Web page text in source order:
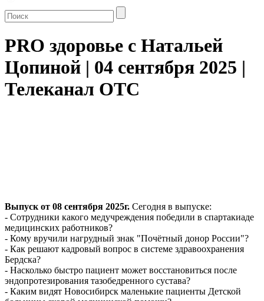
PRO здоровье с Натальей
Цопиной | 04 сентября 2025 |
Телеканал ОТС
Выпуск от 08 сентября 2025г. Сегодня в выпуске:
- Сотрудники какого медучреждения победили в спартакиаде
медицинских работников?
- Кому вручили нагрудный знак "Почётный донор России"?
- Как решают кадровый вопрос в системе здравоохранения
Бердска?
- Насколько быстро пациент может восстановиться после
эндопротезирования тазобедренного сустава?
- Каким видят Новосибирск маленькие пациенты Детской